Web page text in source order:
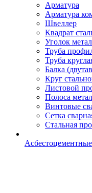
Арматура
Арматура
Швеллер
Квадрат
Уголок
Труба
Труба
Балка
Круг
Листовой
Полоса
Винтовые
Сетка
Стальная